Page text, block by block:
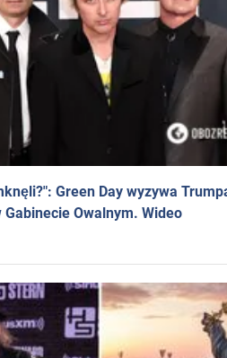
Green Day wyzywa
Owalnym. Wideo